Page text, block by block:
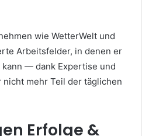
wie WetterWelt und
Arbeitsfelder, in denen er
— dank Expertise und
mehr Teil der täglichen
Erfolge &